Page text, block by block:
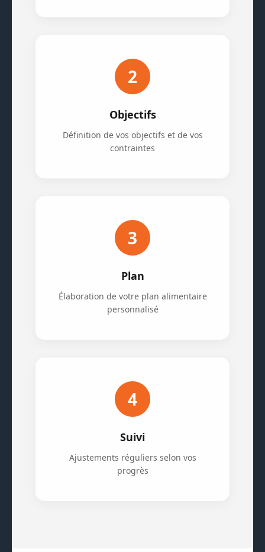
2
Objectifs
Définition de vos objectifs et de vos
contraintes
3
Plan
Élaboration de votre plan alimentaire
personnalisé
4
Suivi
Ajustements réguliers selon vos
progrès